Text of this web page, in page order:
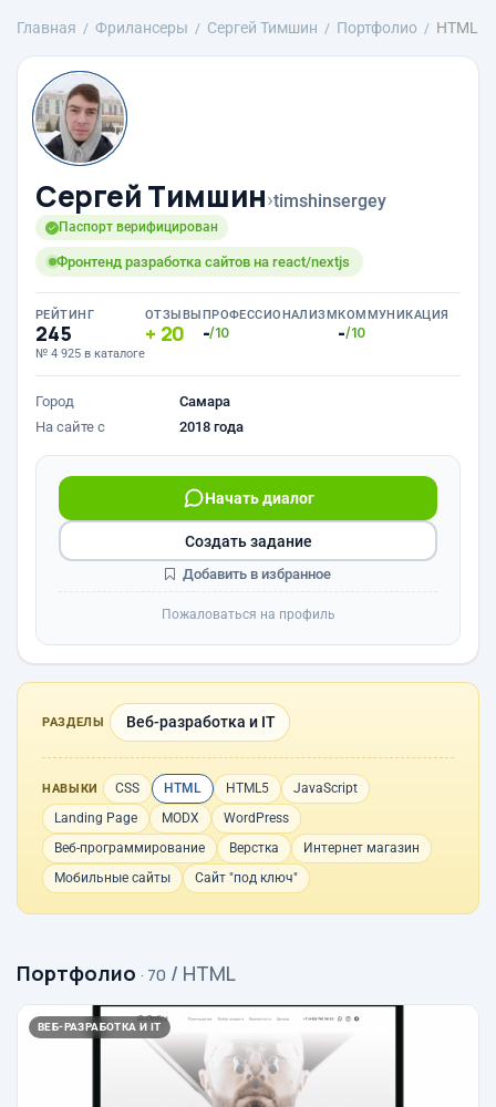
Главная Фрилансеры Сергей Тимшин Портфолио HTML
Сергей Тимшин›timshinsergey
Паспорт верифицирован
Фронтенд разработка сайтов на react/nextjs
РЕЙТИНГ
245
№ 4 925 в каталоге
ОТЗЫВЫ
20
ПРОФЕССИОНАЛИЗМ
-/10
КОММУНИКАЦИЯ
-/10
Город
Самара
На сайте с
2018 года
Начать диалог
Создать задание
Добавить в избранное
Пожаловаться на профиль
РАЗДЕЛЫ Веб-разработка и IT
НАВЫКИ CSS HTML HTML5
JavaScript
Landing Page
MODX
WordPress
Веб-программирование
Верстка
Интернет магазин
Мобильные сайты
Сайт "под ключ"
Портфолио · 70 / HTML
ВЕБ-РАЗРАБОТКА И IT